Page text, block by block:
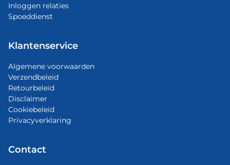
Inloggen relaties
Spoeddienst
Klantenservice
Algemene voorwaarden
Verzendbeleid
Retourbeleid
Disclaimer
Cookiebeleid
Privacyverklaring
Contact